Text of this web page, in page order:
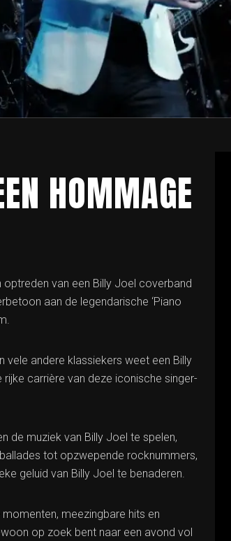
HOMMAGE
optreden van een Billy Joel coverband
aan de legendarische ‘Piano
vele andere klassiekers weet een Billy
carrière van deze iconische singer-
de muziek van Billy Joel te spelen,
tot opzwepende rocknummers,
geluid van Billy Joel te benaderen.
meezingbare hits en
op zoek bent naar een avond vol